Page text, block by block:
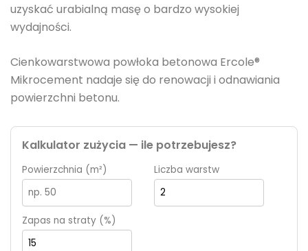
uzyskać urabialną masę o bardzo wysokiej
wydajności.
Cienkowarstwowa powłoka betonowa Ercole®
Mikrocement nadaje się do renowacji i odnawiania
powierzchni betonu.
Kalkulator zużycia — ile potrzebujesz?
Powierzchnia (m²) Liczba warstw
Zapas na straty (%)